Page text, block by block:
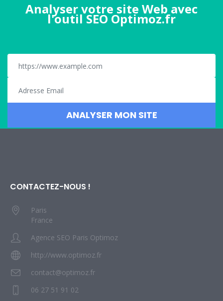
Analyser votre site Web avec
l'outil SEO Optimoz.fr
CONTACTEZ-NOUS !
Paris
France
Agence SEO Paris Optimoz
http://www.optimoz.fr
contact@optimoz.fr
06 27 51 91 02